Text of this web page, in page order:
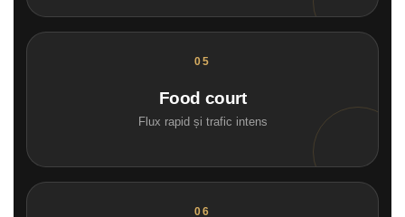
Food court
Flux rapid și trafic intens